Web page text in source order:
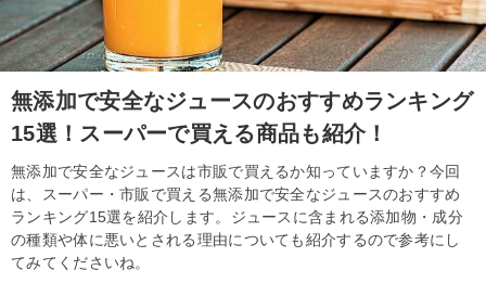
無添加で安全なジュースのおすすめランキング
15選！スーパーで買える商品も紹介！
無添加で安全なジュースは市販で買えるか知っていますか？今回
は、スーパー・市販で買える無添加で安全なジュースのおすすめ
ランキング15選を紹介します。ジュースに含まれる添加物・成分
の種類や体に悪いとされる理由についても紹介するので参考にし
てみてくださいね。